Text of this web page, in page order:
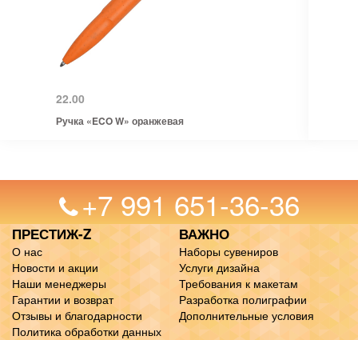
22.00
Ручка «ECO W» оранжевая
+7 991 651-36-36
ПРЕСТИЖ-Z
О нас
Новости и акции
Наши менеджеры
Гарантии и возврат
Отзывы и благодарности
Политика обработки данных
ВАЖНО
Наборы сувениров
Услуги дизайна
Требования к макетам
Разработка полиграфии
Дополнительные условия